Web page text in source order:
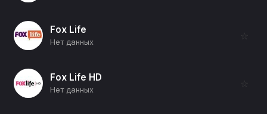
Fox Life
Нет данных
☆
Fox Life HD
Нет данных
☆